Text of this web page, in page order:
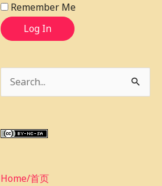
Remember Me
Log In
r
h
Home/首页